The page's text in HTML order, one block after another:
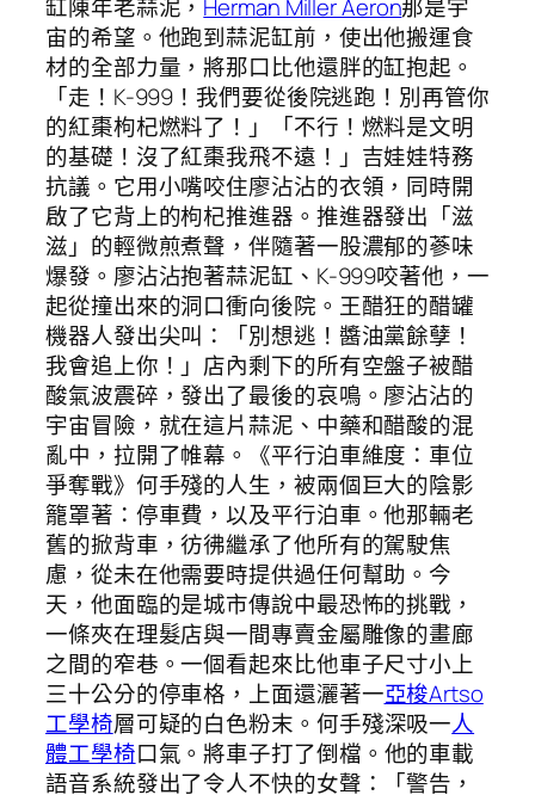
缸陳年老蒜泥， Herman Miller Aeron那是宇
宙的希望。他跑到蒜泥缸前，使出他搬運食
材的全部力量，將那口比他還胖的缸抱起。
「走！K-999！我們要從後院逃跑！別再管你
的紅棗枸杞燃料了！」「不行！燃料是文明
的基礎！沒了紅棗我飛不遠！」吉娃娃特務
抗議。它用小嘴咬住廖沾沾的衣領，同時開
啟了它背上的枸杞推進器。推進器發出「滋
滋」的輕微煎煮聲，伴隨著一股濃郁的蔘味
爆發。廖沾沾抱著蒜泥缸、K-999咬著他，一
起從撞出來的洞口衝向後院。王醋狂的醋罐
機器人發出尖叫：「別想逃！醬油黨餘孽！
我會追上你！」店內剩下的所有空盤子被醋
酸氣波震碎，發出了最後的哀鳴。廖沾沾的
宇宙冒險，就在這片蒜泥、中藥和醋酸的混
亂中，拉開了帷幕。《平行泊車維度：車位
爭奪戰》何手殘的人生，被兩個巨大的陰影
籠罩著：停車費，以及平行泊車。他那輛老
舊的掀背車，彷彿繼承了他所有的駕駛焦
慮，從未在他需要時提供過任何幫助。今
天，他面臨的是城市傳說中最恐怖的挑戰，
一條夾在理髮店與一間專賣金屬雕像的畫廊
之間的窄巷。一個看起來比他車子尺寸小上
三十公分的停車格，上面還灑著一亞梭Artso
工學椅層可疑的白色粉末。何手殘深吸一人
體工學椅口氣。將車子打了倒檔。他的車載
語音系統發出了令人不快的女聲：「警告，